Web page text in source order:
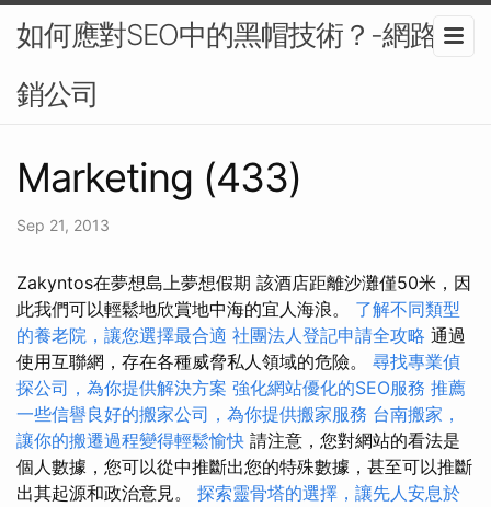
如何應對SEO中的黑帽技術？-網路行
銷公司
Marketing (433)
Sep 21, 2013
Zakyntos在夢想島上夢想假期 該酒店距離沙灘僅50米，因
此我們可以輕鬆地欣賞地中海的宜人海浪。 了解不同類型
的養老院，讓您選擇最合適 社團法人登記申請全攻略 通過
使用互聯網，存在各種威脅私人領域的危險。 尋找專業偵
探公司，為你提供解決方案 強化網站優化的SEO服務 推薦
一些信譽良好的搬家公司，為你提供搬家服務 台南搬家，
讓你的搬遷過程變得輕鬆愉快 請注意，您對網站的看法是
個人數據，您可以從中推斷出您的特殊數據，甚至可以推斷
出其起源和政治意見。 探索靈骨塔的選擇，讓先人安息於